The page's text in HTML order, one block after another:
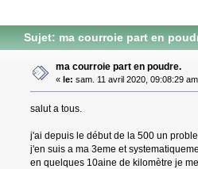
Sujet: ma courroie part en
ma courroie part en poudre.
« le: sam. 11 avril 2020, 09:08:29
salut a tous.
j'ai depuis le début de la 500 un
j'en suis a ma 3eme et
en quelques 10aine de kilomètre je